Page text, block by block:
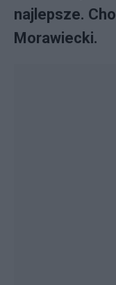
najlepsze.
Morawiecki.